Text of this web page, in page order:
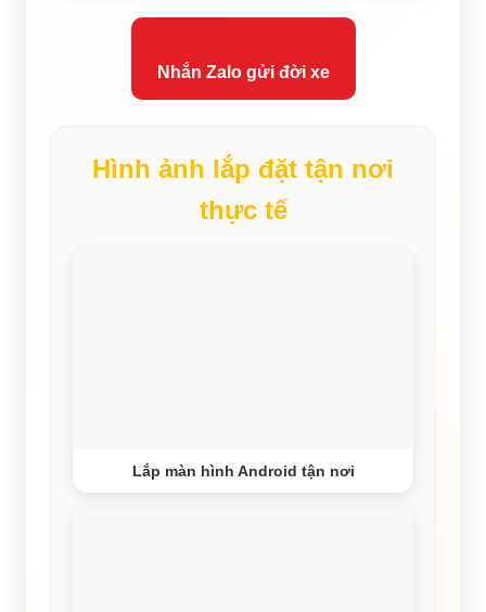
Nhắn Zalo gửi đời xe
Hình ảnh lắp đặt tận nơi
thực tế
Lắp màn hình Android tận nơi